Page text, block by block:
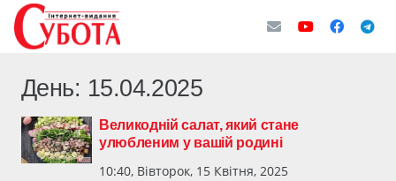
День: 15.04.2025
Великодній салат, який стане
улюбленим у вашій родині
10:40, Вівторок, 15 Квітня, 2025